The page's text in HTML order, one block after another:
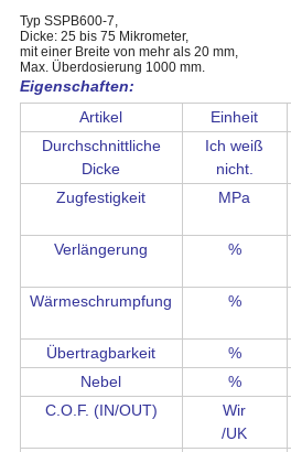
Typ SSPB600-7,
Dicke: 25 bis 75 Mikrometer,
mit einer Breite von mehr als 20 mm,
Max. Überdosierung 1000 mm.
Eigenschaften:
Artikel
Einheit
Durchschnittliche
Dicke
Ich weiß
nicht.
Zugfestigkeit
MPa
Verlängerung
%
Wärmeschrumpfung
%
Übertragbarkeit
%
Nebel
%
C.O.F. (IN/OUT)
Wir
/UK